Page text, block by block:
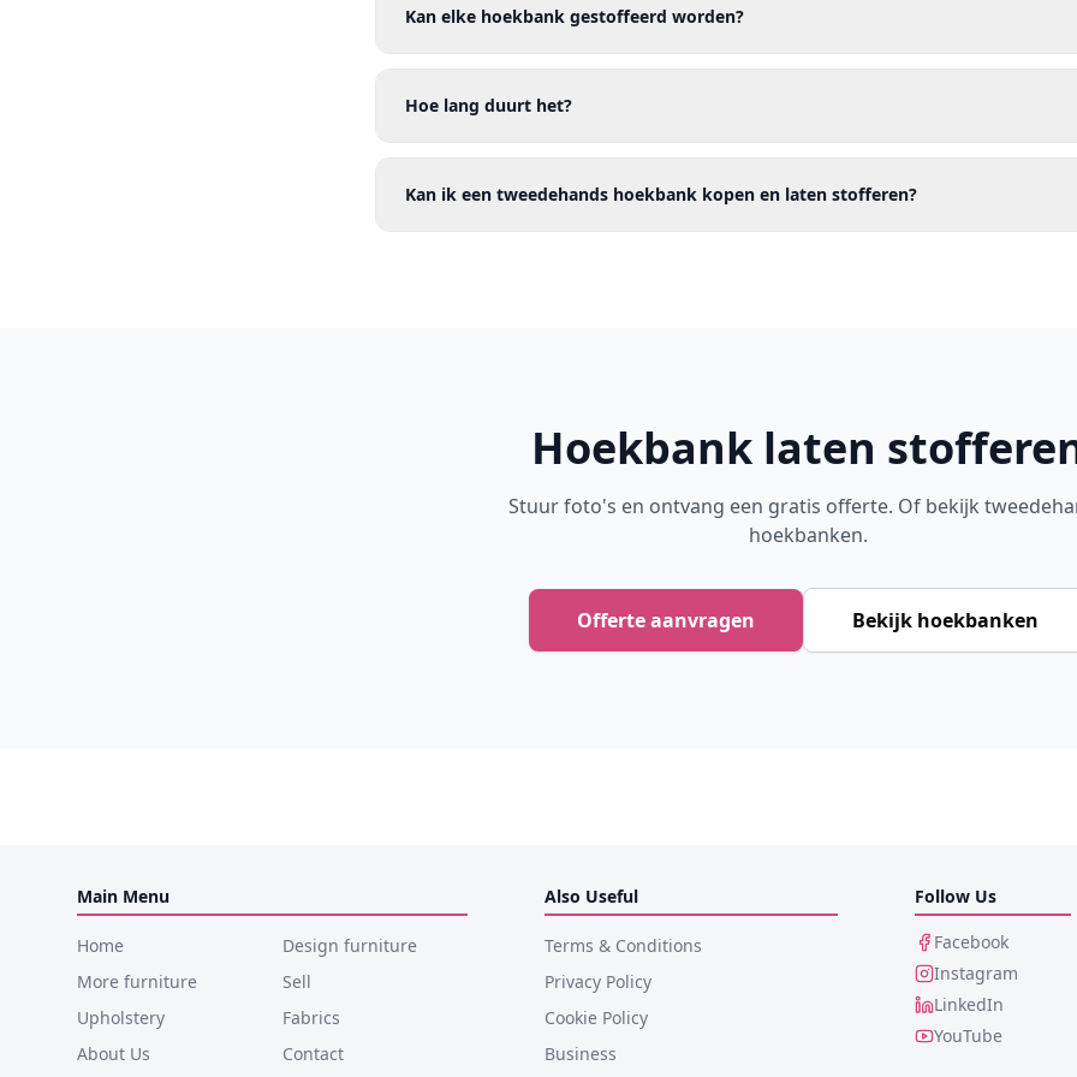
Kan elke hoekbank gestoffeerd worden?
Hoe lang duurt het?
Kan ik een tweedehands hoekbank kopen en laten stofferen?
Hoekbank laten
Stuur foto's en ontvang een gratis offerte. Of bekijk
hoekbanken.
Offerte aanvragen Bekijk hoekbanken
Main Menu
Home
Design furniture
More furniture
Sell
Upholstery
Fabrics
About Us
Contact
Also Useful
Terms & Conditions
Privacy Policy
Cookie Policy
Business
Follow Us
Facebook
Instagram
LinkedIn
YouTube